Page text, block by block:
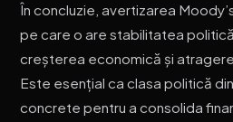
În concluzie, avertizarea
pe care o are stabilitatea
creșterea economică și
Este esențial ca clasa politică
concrete pentru a consolida